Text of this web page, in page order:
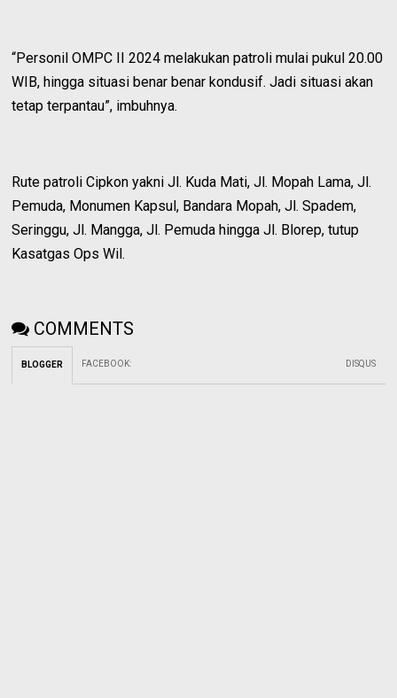
“Personil OMPC II 2024 melakukan patroli mulai pukul 20.00
WIB, hingga situasi benar benar kondusif. Jadi situasi akan
tetap terpantau”, imbuhnya.
Rute patroli Cipkon yakni Jl. Kuda Mati, Jl. Mopah Lama, Jl.
Pemuda, Monumen Kapsul, Bandara Mopah, Jl. Spadem,
Seringgu, Jl. Mangga, Jl. Pemuda hingga Jl. Blorep, tutup
Kasatgas Ops Wil.
COMMENTS
BLOGGER FACEBOOK: DISQUS